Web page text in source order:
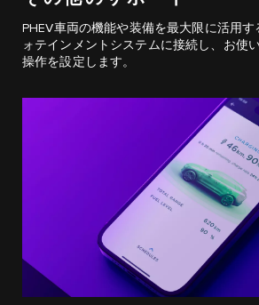
PHEV車両の機能や装備を最大限に活用す
ォテインメントシステムに接続し、お使
操作を設定します。